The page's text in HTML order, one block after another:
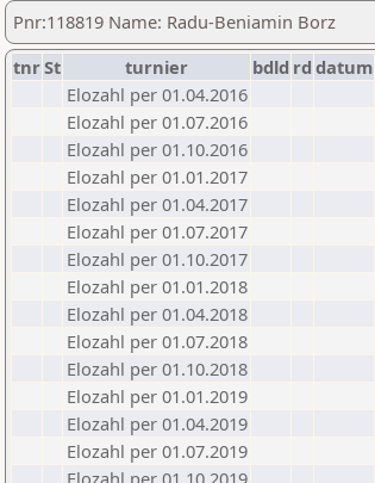
Pnr:118819 Name: Radu-Beniamin Borz
tnrSt turnier bdld rd datum
Elozahl per 01.04.2016
Elozahl per 01.07.2016
Elozahl per 01.10.2016
Elozahl per 01.01.2017
Elozahl per 01.04.2017
Elozahl per 01.07.2017
Elozahl per 01.10.2017
Elozahl per 01.01.2018
Elozahl per 01.04.2018
Elozahl per 01.07.2018
Elozahl per 01.10.2018
Elozahl per 01.01.2019
Elozahl per 01.04.2019
Elozahl per 01.07.2019
Elozahl per 01.10.2019